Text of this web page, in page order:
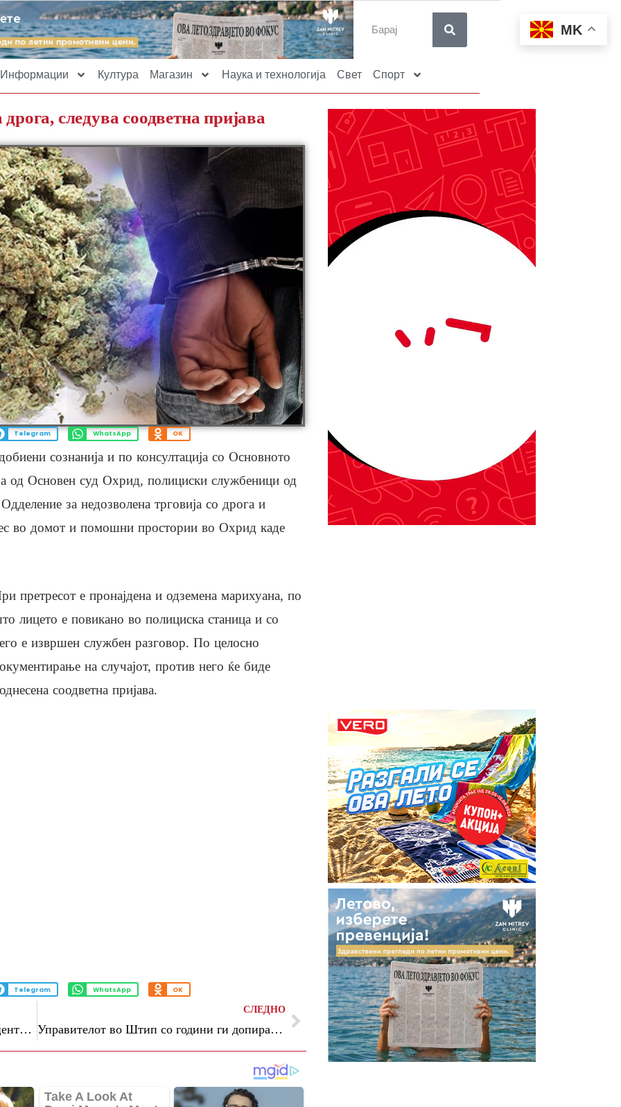
Информации Култура Магазин Наука и технологија Свет Спорт
следува соодветна пријава
Telegram WhatsApp OK
сознанија и по консултација со Основното
од Основен суд Охрид, полициски службеници од
за недозволена трговија со дрога и
во домот и помошни простории во Охрид каде
претресот е пронајдена и одземена марихуана, по
лицето е повикано во полициска станица и со
е извршен службен разговор. По целосно
на случајот, против него ќе биде
соодветна пријава.
Telegram WhatsApp OK
Притвор за раководител на образовен центар во Штип: Осомничен дека подолг период допирал малолетни ученички
СЛЕДНО
Управителот во Штип со години ги допирал своите ученички на возраст од 10 до 13 години – Обвинителството со детали
MK